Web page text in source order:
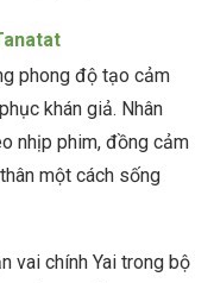
phong độ tạo cảm
khán giả. Nhân
nhịp phim, đồng cảm
một cách sống
vai chính Yai trong bộ